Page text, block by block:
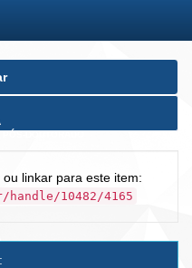
linkar para este item:
10482/4165